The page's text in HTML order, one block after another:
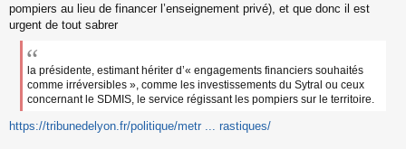
pompiers au lieu de financer l’enseignement privé), et que donc il est
urgent de tout sabrer
la présidente, estimant hériter d’« engagements financiers souhaités
comme irréversibles », comme les investissements du Sytral ou ceux
concernant le SDMIS, le service régissant les pompiers sur le territoire.
https://tribunedelyon.fr/politique/metr ... rastiques/